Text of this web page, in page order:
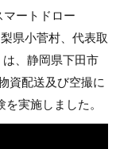
ートドロー
県小菅村、代表取
は、静岡県下田市
資配送及び空撮に
実施しました。